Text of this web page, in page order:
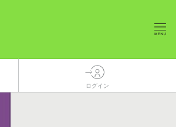
ログイン